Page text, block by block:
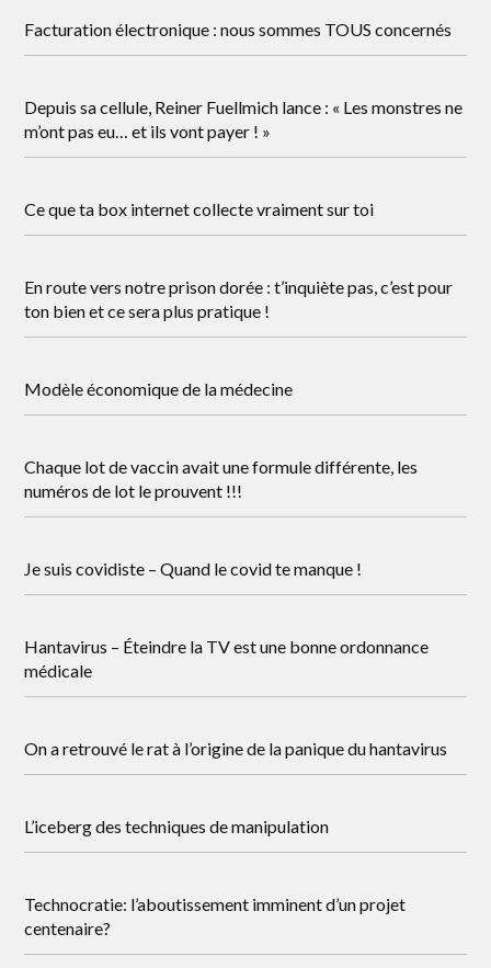
Facturation électronique : nous sommes TOUS concernés
Depuis sa cellule, Reiner Fuellmich lance : « Les monstres ne
m’ont pas eu… et ils vont payer ! »
Ce que ta box internet collecte vraiment sur toi
En route vers notre prison dorée : t’inquiète pas, c’est pour
ton bien et ce sera plus pratique !
Modèle économique de la médecine
Chaque lot de vaccin avait une formule différente, les
numéros de lot le prouvent !!!
Je suis covidiste – Quand le covid te manque !
Hantavirus – Éteindre la TV est une bonne ordonnance
médicale
On a retrouvé le rat à l’origine de la panique du hantavirus
L’iceberg des techniques de manipulation
Technocratie: l’aboutissement imminent d’un projet
centenaire?